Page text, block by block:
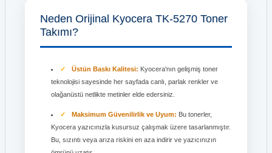
Neden Orijinal Kyocera TK-5270 Toner
Takımı?
Üstün Baskı Kalitesi: Kyocera'nın gelişmiş toner
teknolojisi sayesinde her sayfada canlı, parlak renkler ve
olağanüstü netlikte metinler elde edersiniz.
Maksimum Güvenilirlik ve Uyum: Bu tonerler,
Kyocera yazıcınızla kusursuz çalışmak üzere tasarlanmıştır.
Bu, sızıntı veya arıza riskini en aza indirir ve yazıcınızın